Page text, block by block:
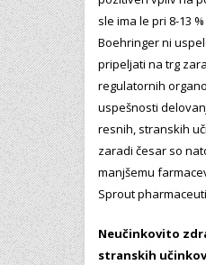
sle ima le pri 8-13
Boehringer ni
pripeljati na trg
regulatornih
uspešnosti
resnih, stranskih
zaradi česar so
manjšemu
Sprout
Neučinkovito
stranskih učinkov